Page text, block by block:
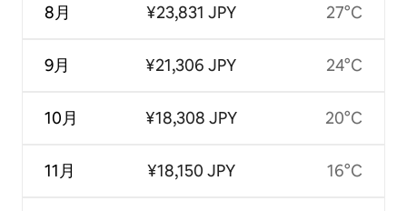
8月
9月
10月
11月
¥23,831 JPY
¥21,306 JPY
¥18,308 JPY
¥18,150 JPY
27°C
24°C
20°C
16°C